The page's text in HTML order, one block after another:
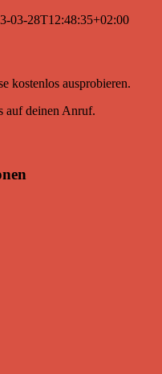
03-28T12:48:35+02:00
kostenlos ausprobieren.
auf deinen Anruf.